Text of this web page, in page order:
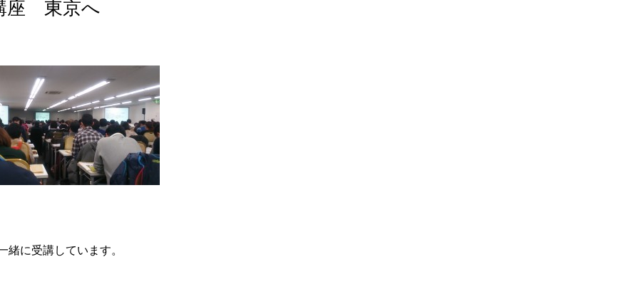
座 東京へ
緒に受講しています。